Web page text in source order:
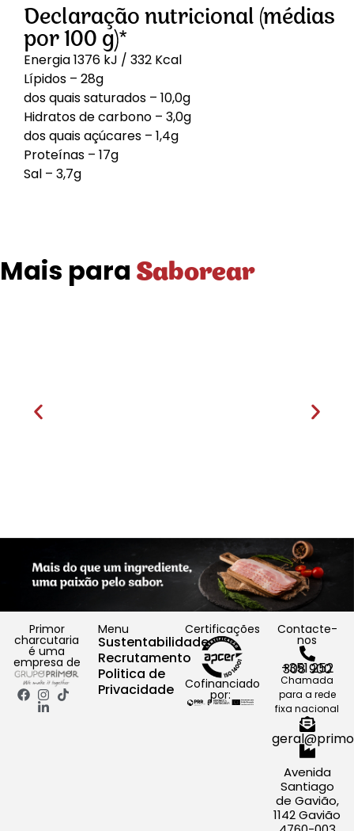
Declaração nutricional (médias
por 100 g)*
Energia 1376 kJ / 332 Kcal
Lípidos – 28g
dos quais saturados – 10,0g
Hidratos de carbono – 3,0g
dos quais açúcares – 1,4g
Proteínas – 17g
Sal – 3,7g
Mais para Saborear
Primor
charcutaria
é uma
empresa de
Menu
Sustentabilidade
Recrutamento
Politica de
Privacidade
Certificações
Cofinanciado
por:
Contacte-
nos
+351 252 308 900
Chamada
para a rede
fixa nacional
Avenida
Santiago
de Gavião,
1142 Gavião